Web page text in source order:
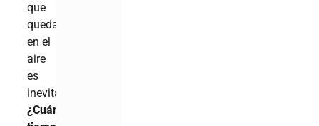
que
queda
en el
aire
es
inevitable:
¿Cuánto